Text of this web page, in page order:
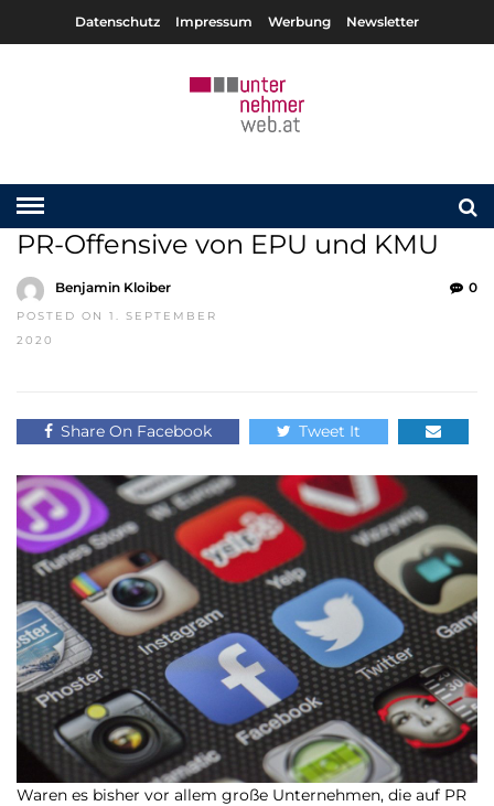
Datenschutz Impressum Werbung Newsletter
PR-Offensive von EPU und KMU
Benjamin Kloiber
POSTED ON 1. SEPTEMBER
2020
0
Share On Facebook Tweet It
Waren es bisher vor allem große Unternehmen, die auf PR